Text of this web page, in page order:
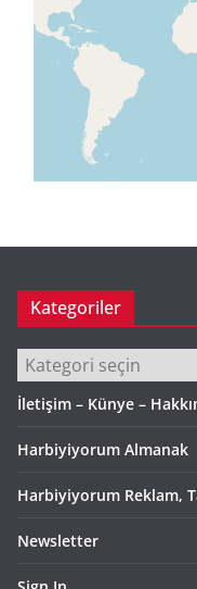
Kategoriler
Kategoriler
İletişim – Künye –
Harbiyiyorum Almanak
Harbiyiyorum Reklam,
Newsletter